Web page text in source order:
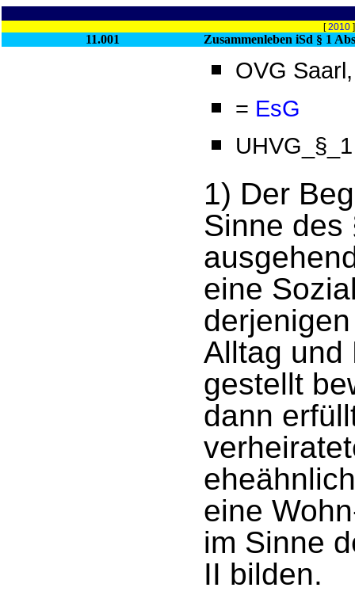
[2010
11.001 Zusammenleben iSd § 1
OVG
= EsG
1) Der
Sinne des
eine
Alltag und
gestellt
dann
eine
im Sinne
II bilden.